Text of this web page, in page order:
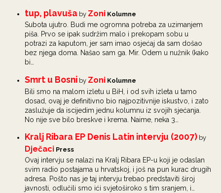
tup, plavuša by Zoni Kolumne
Subota ujutro. Budi me ogromna potreba za uzimanjem
piša. Prvo se ipak sudržim malo i prekopam sobu u
potrazi za kaputom, jer sam imao osjećaj da sam došao
bez njega doma. Našao sam ga. Mir. Odem u nužnik (kako
bi…
Smrt u Bosni by Zoni Kolumne
Bili smo na malom izletu u BiH, i od svih izleta u tamo
dosad, ovaj je definitivno bio najpozitivnije iskustvo, i zato
zaslužuje da iscijedim jednu kolumnu iz svojih sjećanja.
No nije sve bilo breskve i krema. Naime, neka 3…
Kralj Ribara EP Denis Latin intervju (2007) by
Dječaci Press
Ovaj intervju se nalazi na Kralj Ribara EP-u koji je odaslan
svim radio postajama u hrvatskoj, i još na pun kurac drugih
adresa. Pošto nas je taj intervju trebao predstaviti široj
javnosti, odlučili smo ići svjetoširoko s tim sranjem, i…